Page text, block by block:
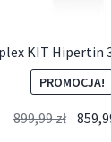
KIT Hipertin
PROMOCJA!
899,99zł